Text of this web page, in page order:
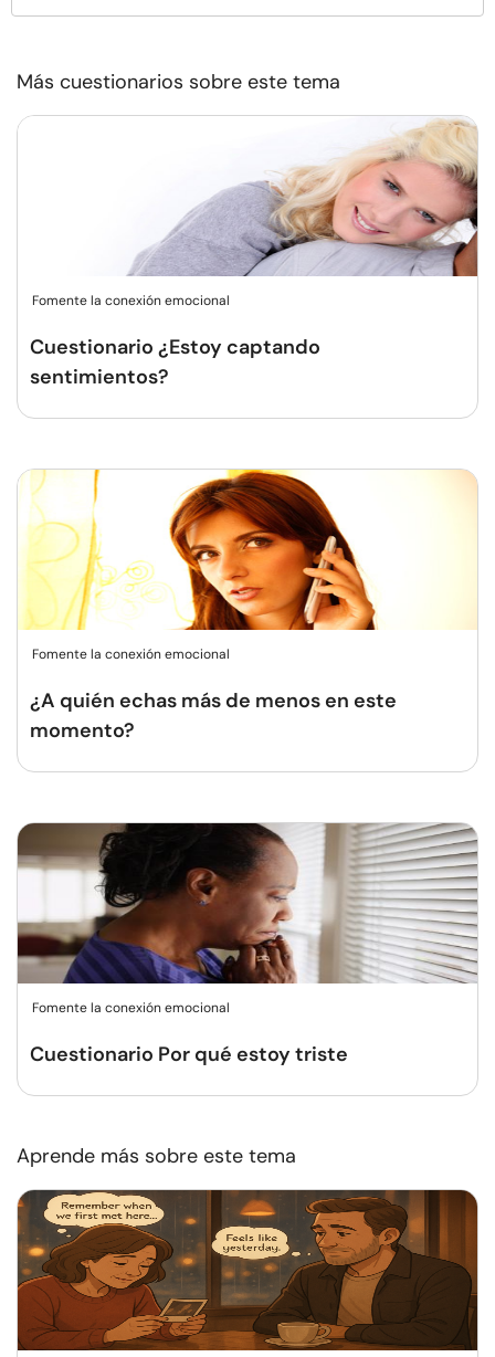
Más cuestionarios sobre este tema
Fomente la conexión emocional
Cuestionario ¿Estoy captando
sentimientos?
Fomente la conexión emocional
¿A quién echas más de menos en este
momento?
Fomente la conexión emocional
Cuestionario Por qué estoy triste
Aprende más sobre este tema